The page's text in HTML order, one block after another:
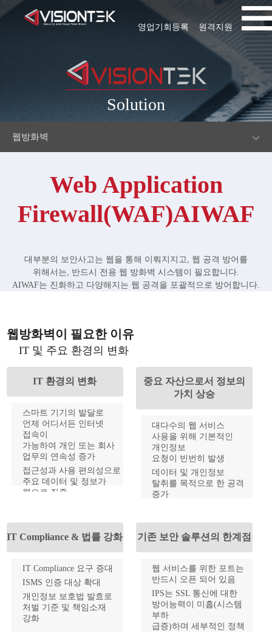
원격지원
영업기회등록
Solution
웹방화벽
Web Application
Firewall(WAF)AIWAF
대부분의 보안사고는 웹을 통해 이뤄지지고, 웹 공격 방어를
위해서는, 반드시 전용 웹 방화벽 시스템이 필요합니다.
AIWAF는 진화하고 다양해지는 웹 공격을 포괄적으로 방어합니다.
웹방화벽이 필요한 이유
IT 및 주요 환경의 변화
IT 환경의 변화
스마트 기기의 발달로
언제 어디서든 인터넷
접속이
가능하여 개인 또는 회사
업무의 연속성 증가
접근성과 사용 편의성으로
주요 데이터 및 정보가
웹으로 집중
중요 자산으로서 정보의
가치 상승
대다수의 웹 서비스
사용을 위해 기본적인
개인정보
요청이 빈번히 발생
데이터 및 개인정보
탈취를 목적으로 한 공격
증가
손실 초래
IT Compliance & 법률 강화
IT Compliance 요구 증대
ISMS 인증 대상 확대
개인정보 보호법 발효로
처벌 기준 및 책임소재
강화
기존 보안 솔루션의 한계점
웹 서비스를 위한 포트는
반드시 오픈 되어 있음
IPS는 SSL 통신에 대한
방어능력이 미흡(시스템
부하
급증)하며 세부적인 정책